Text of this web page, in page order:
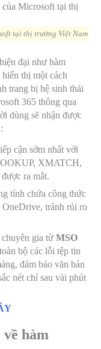
tại thị trường Việt Nam
đại như hàm
thị một cách
trang bị hệ sinh thái
365 thông qua
dùng sẽ nhận được
cận sớm nhất với
XMATCH,
ra mắt.
tính chứa công thức
OneDrive, tránh rủi ro
gia từ MSO
bộ các lỗi tệp tin
đảm bảo văn bản
nét chỉ sau vài phút
hàm